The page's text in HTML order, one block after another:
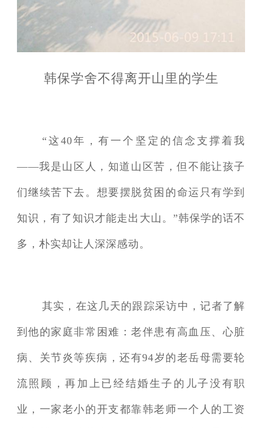
韩保学舍不得离开山里的学生
“这40年，有一个坚定的信念支撑着我
——我是山区人，知道山区苦，但不能让孩子
们继续苦下去。想要摆脱贫困的命运只有学到
知识，有了知识才能走出大山。”韩保学的话不
多，朴实却让人深深感动。
其实，在这几天的跟踪采访中，记者了解
到他的家庭非常困难：老伴患有高血压、心脏
病、关节炎等疾病，还有94岁的老岳母需要轮
流照顾，再加上已经结婚生子的儿子没有职
业，一家老小的开支都靠韩老师一个人的工资